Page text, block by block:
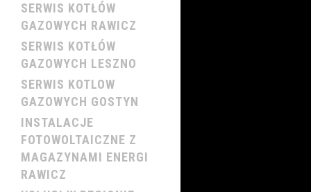
SERWIS KOTŁÓW
GAZOWYCH RAWICZ
SERWIS KOTŁÓW
GAZOWYCH LESZNO
SERWIS KOTLOW
GAZOWYCH GOSTYN
INSTALACJE
FOTOWOLTAICZNE Z
MAGAZYNAMI ENERGI
RAWICZ